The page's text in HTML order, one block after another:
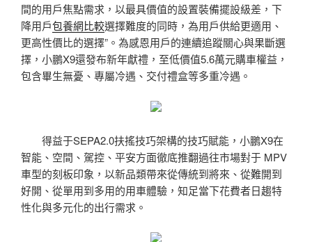
間的用戶焦點需求，以最具價值的設置裝備擺設級差，下
降用戶包養網比較選擇難度的同時，為用戶供給更適用、
更高性價比的選擇”。為感恩用戶的連續追蹤關心與果斷選
擇，小鵬X9還發布新年獻禮，至低價值5.6萬元購車權益，
包含畢生無憂、專屬冷遇、交付禮盒等多重冷遇。
得益于SEPA2.0扶搖技巧架構的技巧賦能，小鵬X9在
智能、空間、駕控、平安方面徹底推翻過往市場對于 MPV
車型的刻板印象，以新品類帶來從傳統到將來、從難開到
好開、從單用到多用的用車體驗，知足當下花費者日趨特
性化與多元化的出行需求。